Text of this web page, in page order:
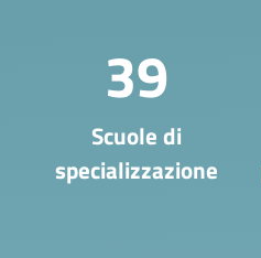
39
Scuole di
specializzazione